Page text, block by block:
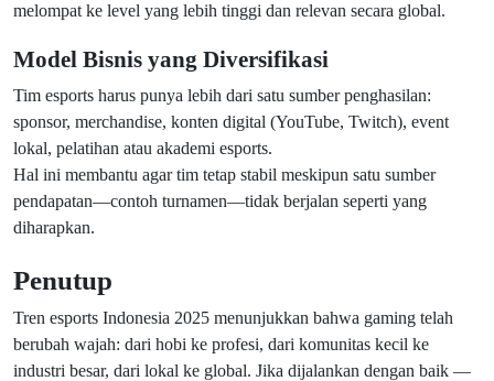
melompat ke level yang lebih tinggi dan relevan secara global.
Model Bisnis yang Diversifikasi
Tim esports harus punya lebih dari satu sumber penghasilan:
sponsor, merchandise, konten digital (YouTube, Twitch), event
lokal, pelatihan atau akademi esports.
Hal ini membantu agar tim tetap stabil meskipun satu sumber
pendapatan—contoh turnamen—tidak berjalan seperti yang
diharapkan.
Penutup
Tren esports Indonesia 2025 menunjukkan bahwa gaming telah
berubah wajah: dari hobi ke profesi, dari komunitas kecil ke
industri besar, dari lokal ke global. Jika dijalankan dengan baik —